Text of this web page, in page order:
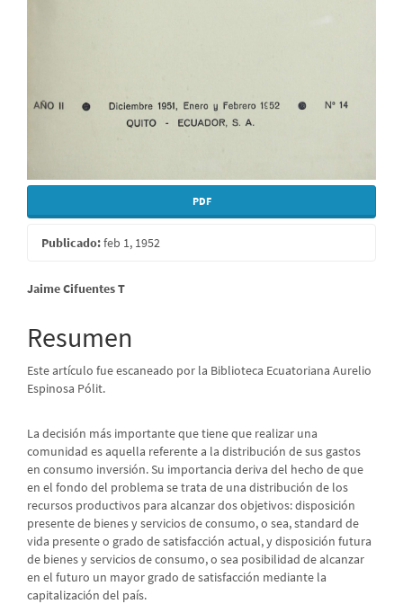
PDF
Publicado:feb 1, 1952
Contenido
principal
del
artículo
Jaime Cifuentes T
Resumen
Este artículo fue escaneado por la Biblioteca Ecuatoriana Aurelio
Espinosa Pólit.
La decisión más importante que tiene que realizar una
comunidad es aquella referente a la distribución de sus gastos
en consumo inversión. Su importancia deriva del hecho de que
en el fondo del problema se trata de una distribución de los
recursos productivos para alcanzar dos objetivos: disposición
presente de bienes y servicios de consumo, o sea, standard de
vida presente o grado de satisfacción actual, y disposición futura
de bienes y servicios de consumo, o sea posibilidad de alcanzar
en el futuro un mayor grado de satisfacción mediante la
capitalización del país.